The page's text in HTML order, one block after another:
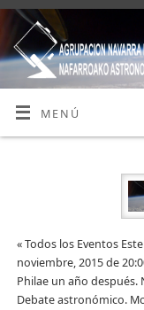
MENÚ
« Todos los Eventos
noviembre, 2015 de
Philae un año
Debate astronómico.